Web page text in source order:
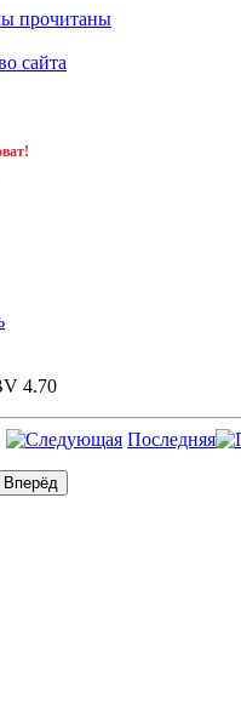
прочитаны
сайта
4.70
Последняя